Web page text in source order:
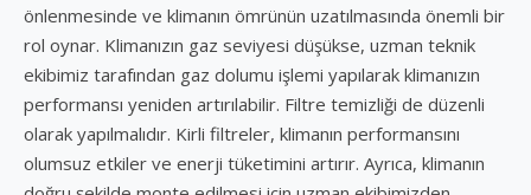
önlenmesinde ve klimanın ömrünün uzatılmasında önemli bir
rol oynar. Klimanızın gaz seviyesi düşükse, uzman teknik
ekibimiz tarafından gaz dolumu işlemi yapılarak klimanızın
performansı yeniden artırılabilir. Filtre temizliği de düzenli
olarak yapılmalıdır. Kirli filtreler, klimanın performansını
olumsuz etkiler ve enerji tüketimini artırır. Ayrıca, klimanın